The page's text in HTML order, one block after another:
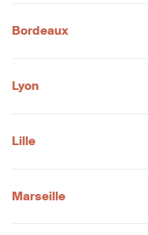
Bordeaux
Lyon
Lille
Marseille